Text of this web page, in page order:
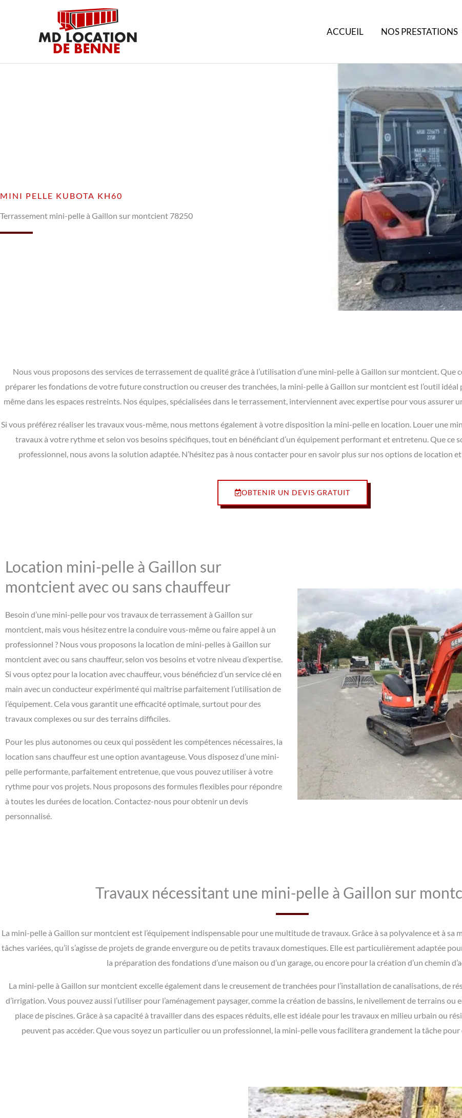
ACCUEIL NOS PRESTATIONS
MINI PELLE KUBOTA KH60
Terrassement mini-pelle à Gaillon sur montcient 78250
Nous vous proposons des services de terrassement de qualité grâce à l’utilisation d’une mini-pelle à Gaillon sur montcient.
préparer les fondations de votre future construction ou creuser des tranchées, la mini-pelle à Gaillon sur montcient est l’outil idéal
même dans les espaces restreints. Nos équipes, spécialisées dans le terrassement, interviennent avec expertise pour vous assurer
Si vous préférez réaliser les travaux vous-même, nous mettons également à votre disposition la mini-pelle en location. Louer une
travaux à votre rythme et selon vos besoins spécifiques, tout en bénéficiant d’un équipement performant et entretenu. Que ce
professionnel, nous avons la solution adaptée. N’hésitez pas à nous contacter pour en savoir plus sur nos options de location
OBTENIR UN DEVIS GRATUIT
Location mini-pelle à Gaillon sur
montcient avec ou sans chauffeur
Besoin d’une mini-pelle pour vos travaux de terrassement à Gaillon sur
montcient, mais vous hésitez entre la conduire vous-même ou faire appel à un
professionnel ? Nous vous proposons la location de mini-pelles à Gaillon sur
montcient avec ou sans chauffeur, selon vos besoins et votre niveau d’expertise.
Si vous optez pour la location avec chauffeur, vous bénéficiez d’un service clé en
main avec un conducteur expérimenté qui maîtrise parfaitement l’utilisation de
l’équipement. Cela vous garantit une efficacité optimale, surtout pour des
travaux complexes ou sur des terrains difficiles.
Pour les plus autonomes ou ceux qui possèdent les compétences nécessaires, la
location sans chauffeur est une option avantageuse. Vous disposez d’une mini-
pelle performante, parfaitement entretenue, que vous pouvez utiliser à votre
rythme pour vos projets. Nous proposons des formules flexibles pour répondre
à toutes les durées de location. Contactez-nous pour obtenir un devis
personnalisé.
Travaux nécessitant une mini-pelle à Gaillon sur
La mini-pelle à Gaillon sur montcient est l’équipement indispensable pour une multitude de travaux. Grâce à sa polyvalence et à sa
tâches variées, qu’il s’agisse de projets de grande envergure ou de petits travaux domestiques. Elle est particulièrement adaptée
la préparation des fondations d’une maison ou d’un garage, ou encore pour la création d’un chemin
La mini-pelle à Gaillon sur montcient excelle également dans le creusement de tranchées pour l’installation de canalisations, de
d’irrigation. Vous pouvez aussi l’utiliser pour l’aménagement paysager, comme la création de bassins, le nivellement de terrains ou
place de piscines. Grâce à sa capacité à travailler dans des espaces réduits, elle est idéale pour les travaux en milieu urbain ou
peuvent pas accéder. Que vous soyez un particulier ou un professionnel, la mini-pelle vous facilitera grandement la tâche